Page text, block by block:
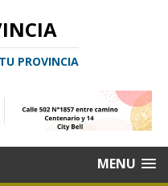
PROVINCIA
MENU